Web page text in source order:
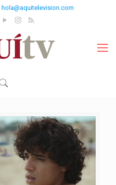
hola@aquitelevision.com